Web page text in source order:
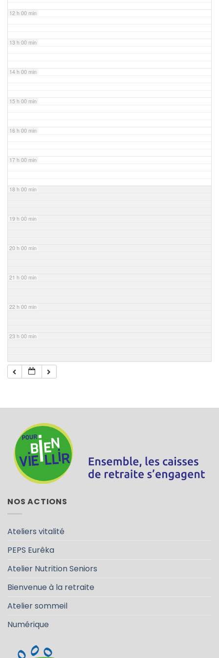
12 h 00 min
13 h 00 min
14 h 00 min
15 h 00 min
16 h 00 min
17 h 00 min
18 h 00 min
19 h 00 min
20 h 00 min
21 h 00 min
22 h 00 min
23 h 00 min
NOS ACTIONS
Ateliers vitalité
PEPS Eurêka
Atelier Nutrition Seniors
Bienvenue à la retraite
Atelier sommeil
Numérique